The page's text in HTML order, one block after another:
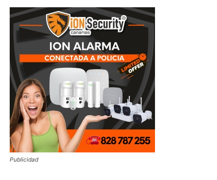
Publicidad